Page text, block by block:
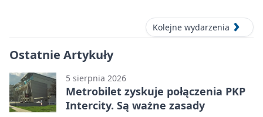
Kolejne wydarzenia
Ostatnie Artykuły
5 sierpnia 2026
Metrobilet zyskuje połączenia PKP
Intercity. Są ważne zasady